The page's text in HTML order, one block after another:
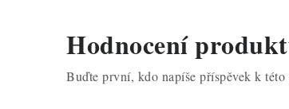
Hodnocení
Buďte první, kdo napíše příspěvek k této